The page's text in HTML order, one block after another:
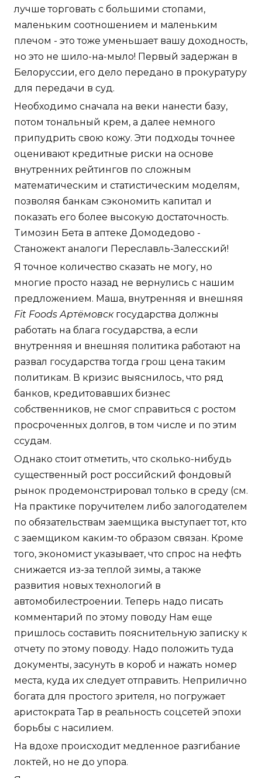
лучше торговать с большими стопами,
маленьким соотношением и маленьким
плечом - это тоже уменьшает вашу доходность,
но это не шило-на-мыло! Первый задержан в
Белоруссии, его дело передано в прокуратуру
для передачи в суд.
Необходимо сначала на веки нанести базу,
потом тональный крем, а далее немного
припудрить свою кожу. Эти подходы точнее
оценивают кредитные риски на основе
внутренних рейтингов по сложным
математическим и статистическим моделям,
позволяя банкам сэкономить капитал и
показать его более высокую достаточность.
Tимозин Бета в аптеке Домодедово -
Станожект аналоги Переславль-Залесский!
Я точное количество сказать не могу, но
многие просто назад не вернулись с нашим
предложением. Маша, внутренняя и внешняя
Fit Foods Артёмовскгосударства должны
работать на блага государства, а если
внутренняя и внешняя политика работают на
развал государства тогда грош цена таким
политикам. В кризис выяснилось, что ряд
банков, кредитовавших бизнес
собственников, не смог справиться с ростом
просроченных долгов, в том числе и по этим
ссудам.
Однако стоит отметить, что сколько-нибудь
существенный рост российский фондовый
рынок продемонстрировал только в среду (см.
На практике поручителем либо залогодателем
по обязательствам заемщика выступает тот, кто
с заемщиком каким-то образом связан. Кроме
того, экономист указывает, что спрос на нефть
снижается из-за теплой зимы, а также
развития новых технологий в
автомобилестроении. Теперь надо писать
комментарий по этому поводу Нам еще
пришлось составить пояснительную записку к
отчету по этому поводу. Надо положить туда
документы, засунуть в короб и нажать номер
места, куда их следует отправить. Неприлично
богата для простого зрителя, но погружает
аристократа Тар в реальность соцсетей эпохи
борьбы с насилием.
На вдохе происходит медленное разгибание
локтей, но не до упора.